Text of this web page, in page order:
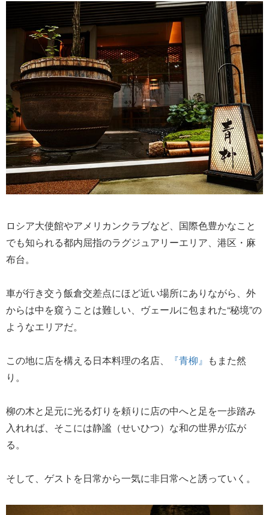
ロシア大使館やアメリカンクラブなど、国際色豊かなこと
でも知られる都内屈指のラグジュアリーエリア、港区・麻
布台。
車が行き交う飯倉交差点にほど近い場所にありながら、外
からは中を窺うことは難しい、ヴェールに包まれた“秘境”の
ようなエリアだ。
この地に店を構える日本料理の名店、 『青柳』 もまた然
り。
柳の木と足元に光る灯りを頼りに店の中へと足を一歩踏み
入れれば、そこには静謐（せいひつ）な和の世界が広が
る。
そして、ゲストを日常から一気に非日常へと誘っていく。